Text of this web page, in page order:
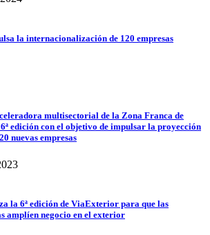
la internacionalización de 120 empresas
multisectorial de la Zona Franca de
edición con el objetivo de impulsar la proyección
nuevas empresas
la 6ª edición de ViaExterior para que las
amplíen negocio en el exterior